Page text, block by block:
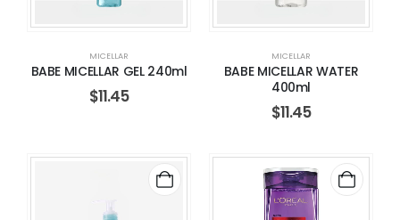
MICELLAR
BABE MICELLAR GEL 240ml
$11.45
MICELLAR
BABE MICELLAR WATER
400ml
$11.45